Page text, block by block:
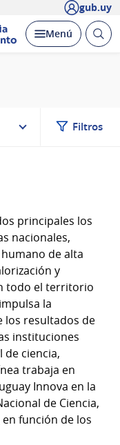
gub.uy
Desplegar
Menú Abrir
Filtros
principales los
nacionales,
de alta
y
todo el territorio
la
los resultados de
instituciones
de ciencia,
trabaja en
Innova en la
de Ciencia,
en función de los